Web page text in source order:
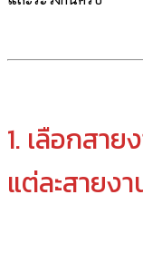
1. เลือกสา
แต่ละสายง